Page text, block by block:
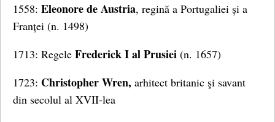
1558: Eleonore de Austria, regină a Portugaliei și a
Franței (n. 1498)
1713: Regele Frederick I al Prusiei (n. 1657)
1723: Christopher Wren, arhitect britanic şi savant
din secolul al XVII-lea